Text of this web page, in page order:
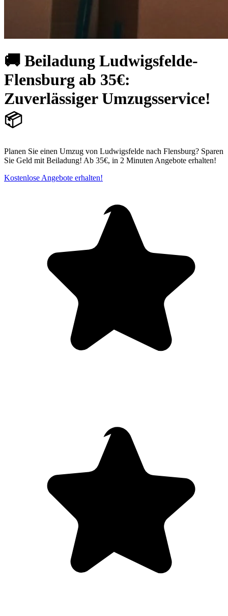
🚚 Beiladung Ludwigsfelde-
Flensburg ab 35€:
Zuverlässiger Umzugsservice!
📦
Planen Sie einen Umzug von Ludwigsfelde nach Flensburg? Sparen
Sie Geld mit Beiladung! Ab 35€, in 2 Minuten Angebote erhalten!
Kostenlose Angebote erhalten!